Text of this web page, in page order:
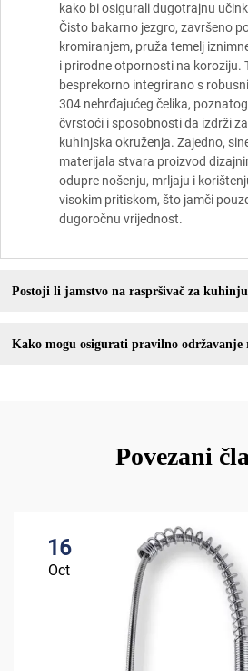
kako bi osigurali dugotrajnu
Čisto bakarno jezgro, završeno
kromiranjem, pruža temelj
i prirodne otpornosti na koroziju.
besprekorno integrirano s
304 nehrđajućeg čelika,
čvrstoći i sposobnosti da izdrži
kuhinjska okruženja. Zajedno,
materijala stvara proizvod
odupre nošenju, mrljaju i
visokim pritiskom, što jamči
dugoročnu vrijednost.
Postoji li jamstvo na raspršivač za
Kako mogu osigurati pravilno održavanje
Povezani
16
Oct